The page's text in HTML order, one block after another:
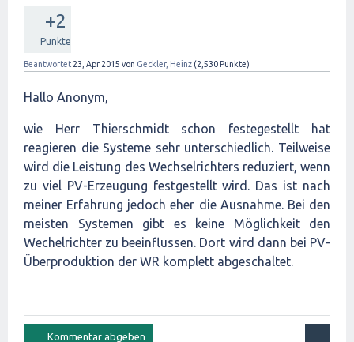
+2
Punkte
Beantwortet 23, Apr 2015 von Geckler, Heinz (2,530 Punkte)
Hallo Anonym,
wie Herr Thierschmidt schon festegestellt hat
reagieren die Systeme sehr unterschiedlich. Teilweise
wird die Leistung des Wechselrichters reduziert, wenn
zu viel PV-Erzeugung festgestellt wird. Das ist nach
meiner Erfahrung jedoch eher die Ausnahme. Bei den
meisten Systemen gibt es keine Möglichkeit den
Wechelrichter zu beeinflussen. Dort wird dann bei PV-
Überproduktion der WR komplett abgeschaltet.